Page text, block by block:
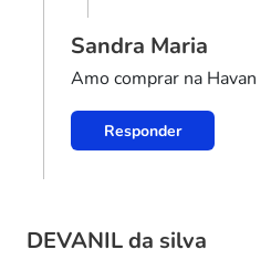
Sandra Maria
Amo comprar na Havan
Responder
DEVANIL da silva